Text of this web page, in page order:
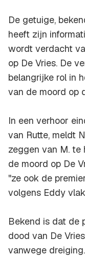
De getuige,
heeft zijn
wordt verdacht
op De Vries. De
belangrijke rol in
van de moord op
In een verhoor
van Rutte, meldt
zeggen van M. te
de moord op De
"ze ook de
volgens Eddy
Bekend is dat de
dood van De
vanwege